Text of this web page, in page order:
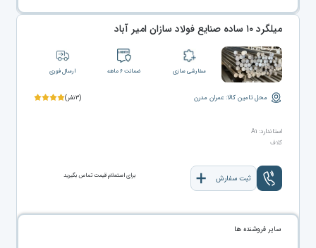
میلگرد ۱۰ ساده صنایع فولاد سازان امیر آباد
سفارشی سازی ضمانت ۶ ماهه ارسال فوری
محل تامین کالا: عمران مدرن (۳نفر)
استاندارد: A۱
کلاف
ثبت سفارش برای استعلام قیمت تماس بگیرید
سایر فروشنده ها